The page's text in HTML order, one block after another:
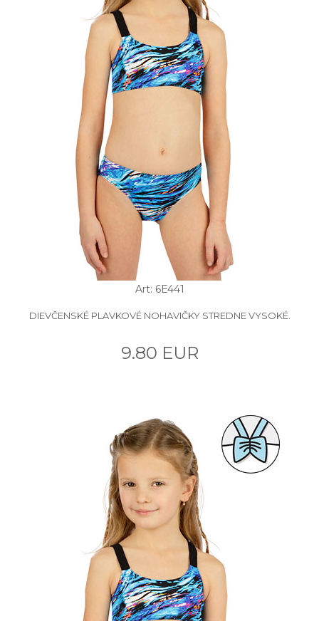
Art: 6E441
DIEVČENSKÉ PLAVKOVÉ NOHAVIČKY STREDNE VYSOKÉ.
9.80 EUR